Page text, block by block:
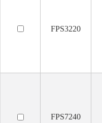
FPS3220
FPS7240